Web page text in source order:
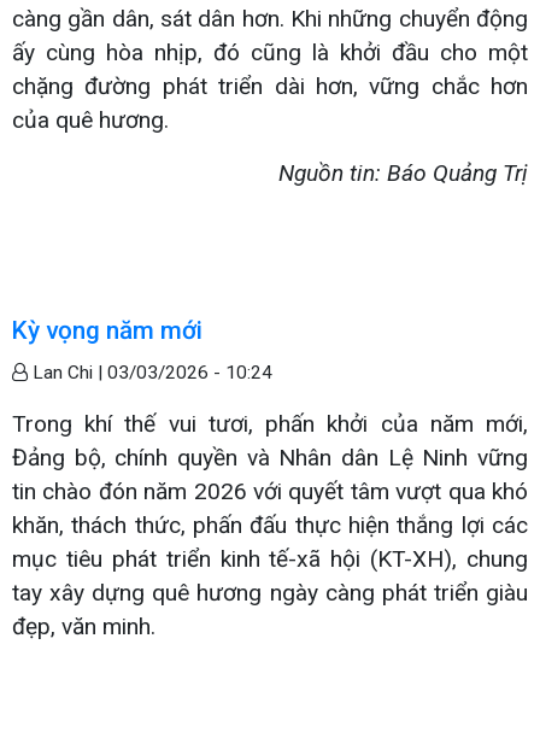
càng gần dân, sát dân hơn. Khi những chuyển động
ấy cùng hòa nhịp, đó cũng là khởi đầu cho một
chặng đường phát triển dài hơn, vững chắc hơn
của quê hương.
Nguồn tin: Báo Quảng Trị
Kỳ vọng năm mới
Lan Chi | 03/03/2026 - 10:24
Trong khí thế vui tươi, phấn khởi của năm mới,
Đảng bộ, chính quyền và Nhân dân Lệ Ninh vững
tin chào đón năm 2026 với quyết tâm vượt qua khó
khăn, thách thức, phấn đấu thực hiện thắng lợi các
mục tiêu phát triển kinh tế-xã hội (KT-XH), chung
tay xây dựng quê hương ngày càng phát triển giàu
đẹp, văn minh.